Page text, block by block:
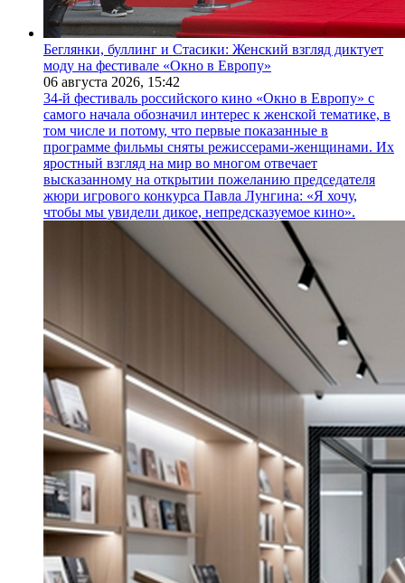
Беглянки, буллинг и Стасики: Женский взгляд диктует
моду на фестивале «Окно в Европу»
06 августа 2026, 15:42
34-й фестиваль российского кино «Окно в Европу» с
самого начала обозначил интерес к женской тематике, в
том числе и потому, что первые показанные в
программе фильмы сняты режиссерами-женщинами. Их
яростный взгляд на мир во многом отвечает
высказанному на открытии пожеланию председателя
жюри игрового конкурса Павла Лунгина: «Я хочу,
чтобы мы увидели дикое, непредсказуемое кино».